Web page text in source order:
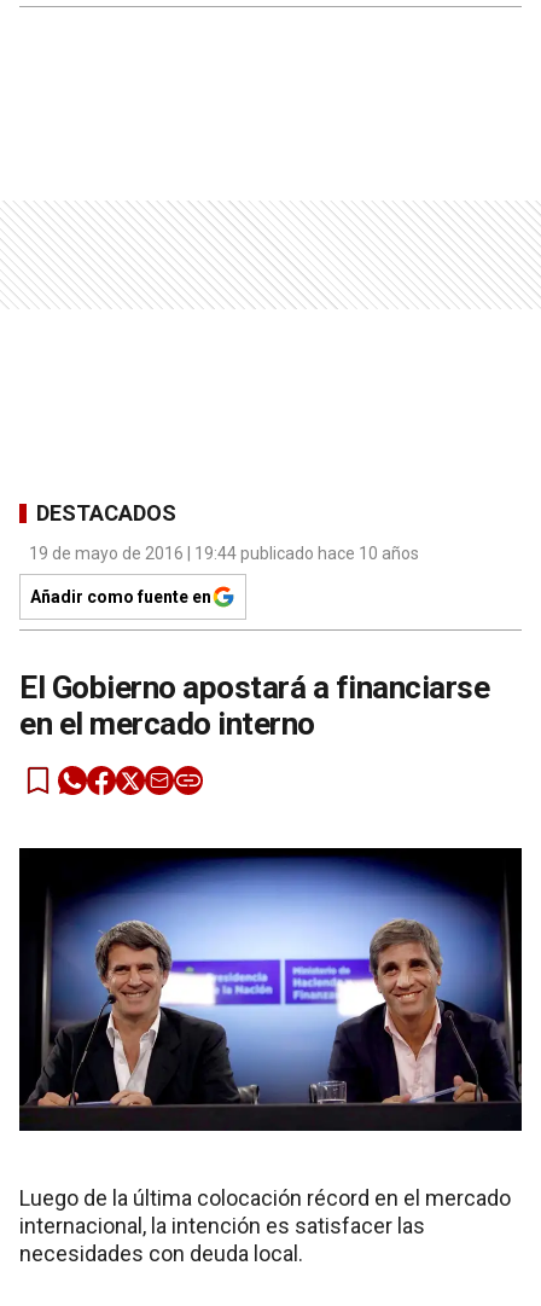
DESTACADOS
19 de mayo de 2016 | 19:44 publicado hace 10 años
Añadir como fuente en
El Gobierno apostará a financiarse
en el mercado interno
Luego de la última colocación récord en el mercado
internacional, la intención es satisfacer las
necesidades con deuda local.